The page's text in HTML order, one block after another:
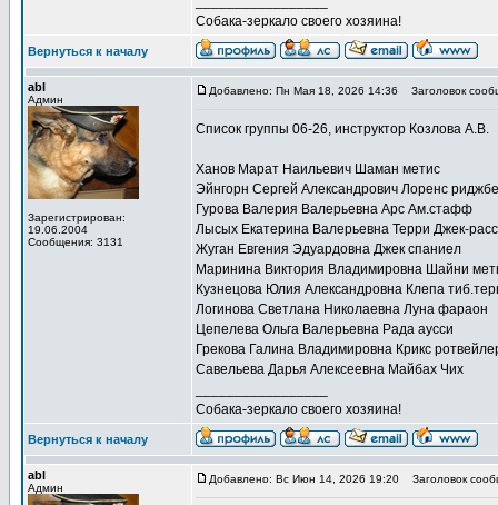
Собака-зеркало своего хозяина!
Вернуться к началу
abl
Админ
Зарегистрирован:
19.06.2004
Сообщения: 3131
Добавлено: Пн Мая 18, 2026 14:36 Заголовок
Список группы 06-26, инструктор Козлова А.В.
Ханов Марат Наильевич Шаман метис
Эйнгорн Сергей Александрович Лоренс
Гурова Валерия Валерьевна Арс Ам.стафф
Лысых Екатерина Валерьевна Терри Джек-
Жуган Евгения Эдуардовна Джек спаниел
Маринина Виктория Владимировна Шайни
Кузнецова Юлия Александровна Клепа
Логинова Светлана Николаевна Луна фараон
Цепелева Ольга Валерьевна Рада аусси
Грекова Галина Владимировна Крикс
Савельева Дарья Алексеевна Майбах Чих
Собака-зеркало своего хозяина!
Вернуться к началу
abl
Админ
Добавлено: Вс Июн 14, 2026 19:20 Заголовок